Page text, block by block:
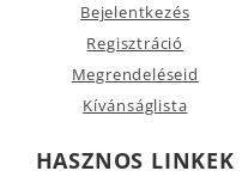
Bejelentkezés
Regisztráció
Megrendeléseid
Kívánságlista
HASZNOS LINKEK